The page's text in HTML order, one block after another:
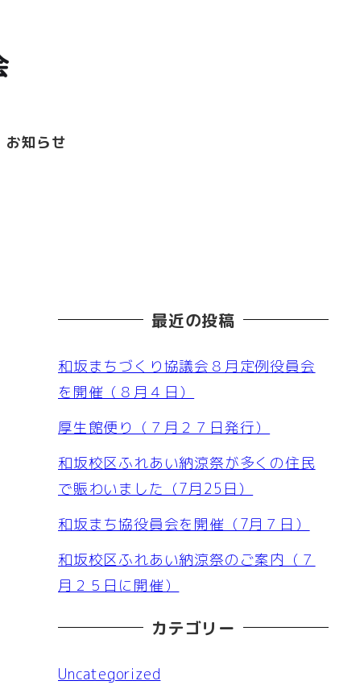
お知らせ
最近の投稿
和坂まちづくり協議会８月定例役員会
を開催（８月４日）
厚生館便り（７月２７日発行）
和坂校区ふれあい納涼祭が多くの住民
で賑わいました（7月25日）
和坂まち協役員会を開催（7月７日）
和坂校区ふれあい納涼祭のご案内（７
月２５日に開催）
カテゴリー
Uncategorized